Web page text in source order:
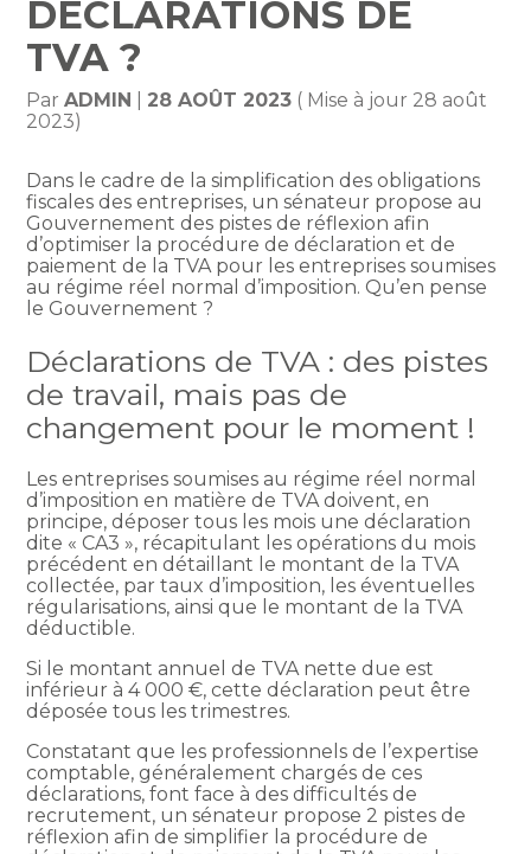
DÉCLARATIONS DE
TVA ?
ParADMIN 28 AOÛT 2023 ( Mise à jour 28 août
2023)
Dans le cadre de la simplification des obligations
fiscales des entreprises, un sénateur propose au
Gouvernement des pistes de réflexion afin
d’optimiser la procédure de déclaration et de
paiement de la TVA pour les entreprises soumises
au régime réel normal d’imposition. Qu’en pense
le Gouvernement ?
Déclarations de TVA : des pistes
de travail, mais pas de
changement pour le moment !
Les entreprises soumises au régime réel normal
d’imposition en matière de TVA doivent, en
principe, déposer tous les mois une déclaration
dite « CA3 », récapitulant les opérations du mois
précédent en détaillant le montant de la TVA
collectée, par taux d’imposition, les éventuelles
régularisations, ainsi que le montant de la TVA
déductible.
Si le montant annuel de TVA nette due est
inférieur à 4 000 €, cette déclaration peut être
déposée tous les trimestres.
Constatant que les professionnels de l’expertise
comptable, généralement chargés de ces
déclarations, font face à des difficultés de
recrutement, un sénateur propose 2 pistes de
réflexion afin de simplifier la procédure de